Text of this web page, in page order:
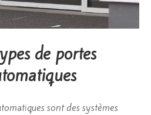
de portes
sont des systèmes